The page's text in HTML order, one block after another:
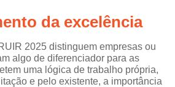
daexcelência
2025 distinguem empresas ou
algo de diferenciador para as
uma lógica de trabalho própria,
e pelo existente, a importância